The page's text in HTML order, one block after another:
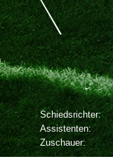
Schiedsrichter:
Assistenten:
Zuschauer: